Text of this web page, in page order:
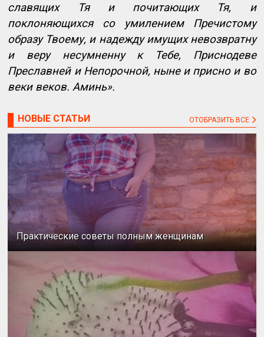
славящих Тя и почитающих Тя, и
поклоняющихся со умилением Пречистому
образу Твоему, и надежду имущих невозвратну
и веру несумненну к Тебе, Приснодеве
Преславней и Непорочной, ныне и присно и во
веки веков. Аминь».
НОВЫЕ СТАТЬИ ОТОБРАЗИТЬ ВСЕ
Практические советы полным женщинам